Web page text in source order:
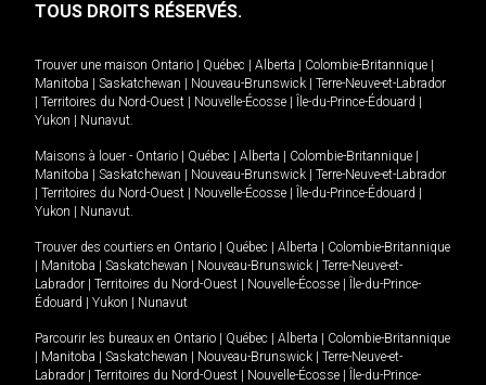
TOUS DROITS RÉSERVÉS.
Trouver une maison Ontario Québec Alberta Colombie-Britannique
Manitoba
Saskatchewan Nouveau-Brunswick
Terre-Neuve-et-Labrador
Territoires du Nord-Ouest Nouvelle-Écosse Île-du-Prince-Édouard
Yukon
Nunavut.
Maisons à louer - Ontario Québec Alberta Colombie-Britannique
Manitoba
Saskatchewan Nouveau-Brunswick
Terre-Neuve-et-Labrador
Territoires du Nord-Ouest Nouvelle-Écosse Île-du-Prince-Édouard
Yukon
Nunavut.
Trouver des courtiers en Ontario Québec Alberta
Colombie-Britannique
Manitoba Saskatchewan Nouveau-Brunswick
Terre-Neuve-et-
Labrador
Territoires du Nord-Ouest Nouvelle-Écosse
Île-du-Prince-
Édouard
Yukon Nunavut
Parcourir les bureaux en Ontario Québec Alberta
Colombie-Britannique
Manitoba Saskatchewan Nouveau-Brunswick
Terre-Neuve-et-
Labrador
Territoires du Nord-Ouest Nouvelle-Écosse
Île-du-Prince-